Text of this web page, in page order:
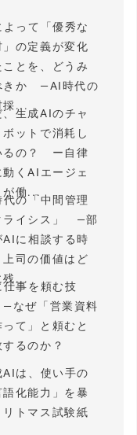
って「優秀な
」の定義が変化
ことを、どうみ
きか —AI時代の
採...
、生成AIのチャ
ボットで消耗し
るの？ ー自律
動くAIエージェ
が働...
の「中間管理
ライシス」 —部
AIに相談する時
上司の価値はど
残...
仕事を頼む技
なぜ「営業資料
って」と頼むと
するのか？
AIは、使い手の
語化能力」を暴
リトマス試験紙